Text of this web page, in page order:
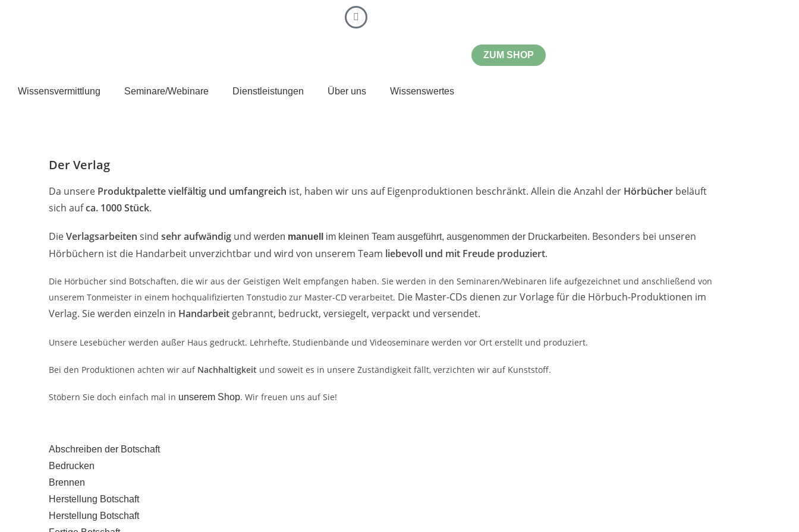
ZUM SHOP
Wissensvermittlung Seminare/Webinare Dienstleistungen Über uns Wissenswertes
Der Verlag
Da unsere Produktpalette vielfältig und umfangreich ist, haben wir uns auf Eigenproduktionen beschränkt. Allein die Anzahl der Hörbücher beläuft
sich aufca. 1000 Stück.
DieVerlagsarbeiten sind sehr aufwändig und werden manuell im kleinen Team ausgeführt, ausgenommen der Druckarbeiten. Besonders bei unseren
Hörbüchern ist die Handarbeit unverzichtbar und wird von unserem Team liebevoll und mit Freude produziert.
Die Hörbücher sind Botschaften, die wir aus der Geistigen Welt empfangen haben. Sie werden in den Seminaren/Webinaren life aufgezeichnet und anschließend von
unserem Tonmeister in einem hochqualifizierten Tonstudio zur Master-CD verarbeitet. Die Master-CDs dienen zur Vorlage für die Hörbuch-Produktionen im
Verlag. Sie werden einzeln in Handarbeit gebrannt, bedruckt, versiegelt, verpackt und versendet.
Unsere Lesebücher werden außer Haus gedruckt. Lehrhefte, Studienbände und Videoseminare werden vor Ort erstellt und produziert.
Bei den Produktionen achten wir auf Nachhaltigkeit und soweit es in unsere Zuständigkeit fällt, verzichten wir auf Kunststoff.
Stöbern Sie doch einfach mal in unserem Shop. Wir freuen uns auf Sie!
Abschreiben der Botschaft
Bedrucken
Brennen
Herstellung Botschaft
Herstellung Botschaft